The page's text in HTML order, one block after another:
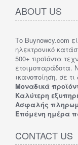
ABOUT US
Το Buynowcy.com
ηλεκτρονικό
500+ προϊόντα
ετοιμοπαράδοτα.
ικανοποίηση, σε
Μοναδικά
Καλύτερη
Ασφαλής
Επόμενη ημέρα
CONTACT US